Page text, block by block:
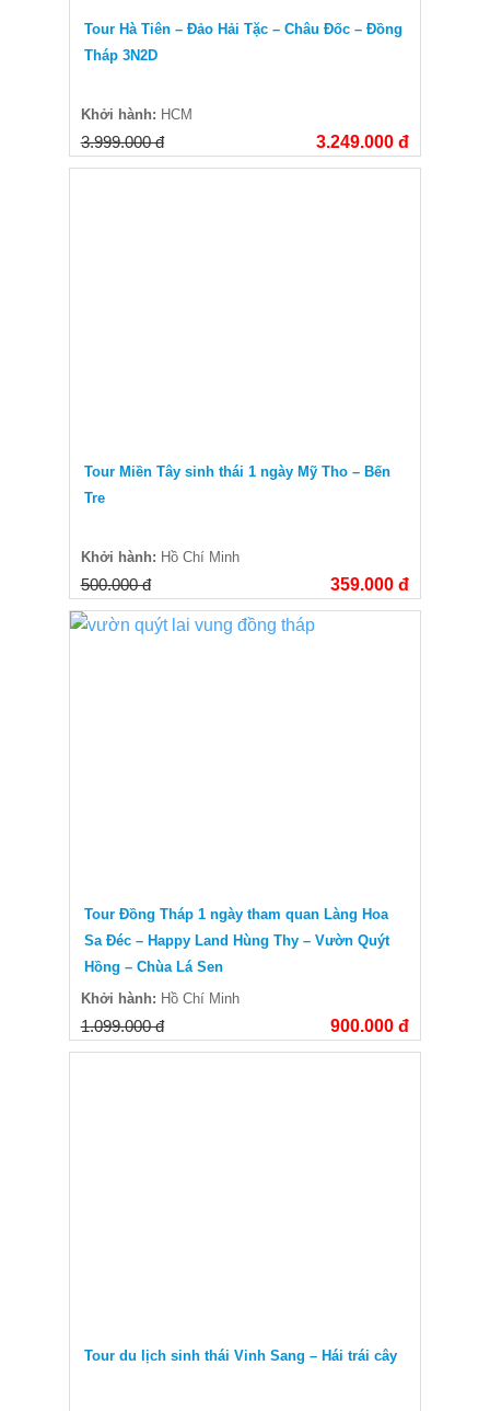
Tour Hà Tiên – Đảo Hải Tặc – Châu Đốc – Đồng
Tháp 3N2D
Khởi hành: HCM
3.999.000 đ 3.249.000 đ
Tour Miền Tây sinh thái 1 ngày Mỹ Tho – Bến
Tre
Khởi hành: Hồ Chí Minh
500.000 đ 359.000 đ
Tour Đồng Tháp 1 ngày tham quan Làng Hoa
Sa Đéc – Happy Land Hùng Thy – Vườn Quýt
Hồng – Chùa Lá Sen
Khởi hành: Hồ Chí Minh
1.099.000 đ 900.000 đ
Tour du lịch sinh thái Vinh Sang – Hái trái cây